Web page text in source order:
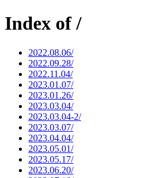
Index of /
2022.08.06/
2022.09.28/
2022.11.04/
2023.01.07/
2023.01.26/
2023.03.04/
2023.03.04-2/
2023.03.07/
2023.04.04/
2023.05.01/
2023.05.17/
2023.06.20/